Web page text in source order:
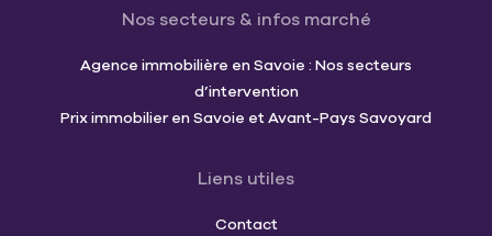
Nos secteurs & infos marché
Agence immobilière en Savoie : Nos secteurs
d’intervention
Prix immobilier en Savoie et Avant-Pays Savoyard
Liens utiles
Contact